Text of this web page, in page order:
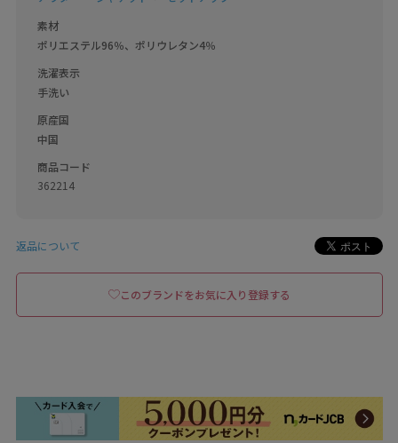
素材
ポリエステル96％、ポリウレタン4％
洗濯表示
手洗い
原産国
中国
商品コード
362214
返品について
このブランドをお気に入り登録する